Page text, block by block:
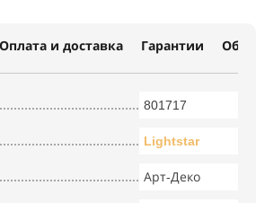
Оплата и доставка Гарантии
801717
Lightstar
Арт-Деко